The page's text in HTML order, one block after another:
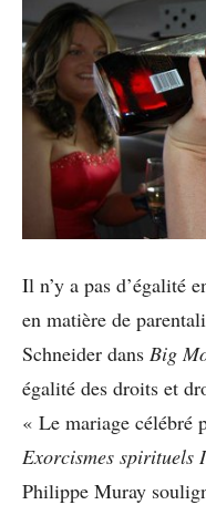
Il n’y a pas d’égalité
en matière de
Schneider dans Big
égalité des droits et
« Le mariage célébré
Exorcismes spirituels
Philippe Muray